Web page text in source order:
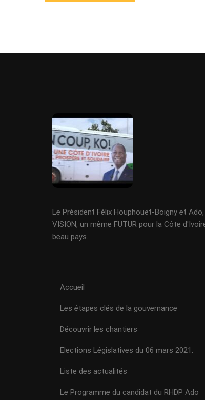
Le Président Félix Houphouët-Boigny et
VISION, un même FUTUR pour la Côte
beau pays.
Accueil
Les étapes clés de la gouvernance
Découvrir les chantiers
Elections Législatives du 06 mars 2021.
Liste des actualités
Le Programme du candidat du RHDP Ado